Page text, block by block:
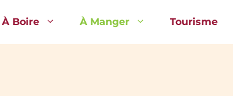
À Boire À Manger Tourisme